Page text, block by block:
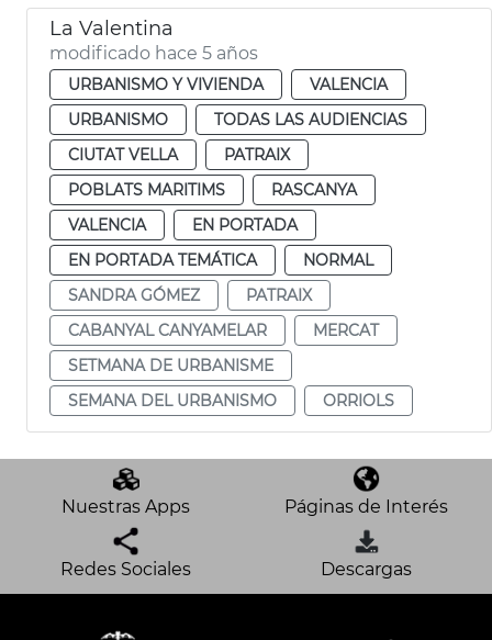
La Valentina
modificado hace 5 años
URBANISMO Y VIVIENDA
VALENCIA
URBANISMO
TODAS LAS AUDIENCIAS
CIUTAT VELLA
PATRAIX
POBLATS MARITIMS
RASCANYA
VALENCIA
EN PORTADA
EN PORTADA TEMÁTICA
NORMAL
SANDRA GÓMEZ
PATRAIX
CABANYAL CANYAMELAR
MERCAT
SETMANA DE URBANISME
SEMANA DEL URBANISMO
ORRIOLS
Nuestras Apps Páginas de Interés
Redes Sociales Descargas